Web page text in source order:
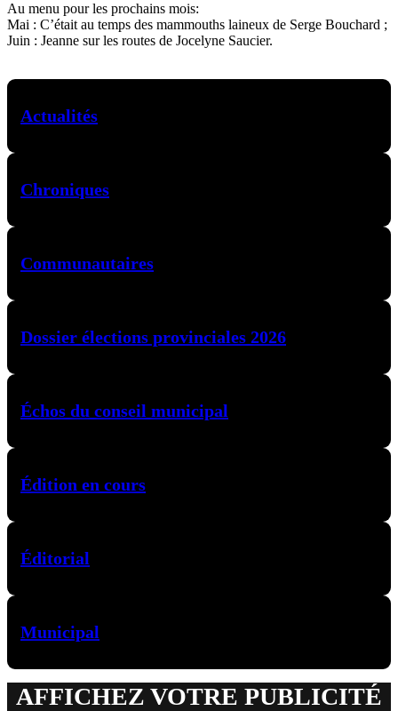
Au menu pour les prochains mois:
Mai : C’était au temps des mammouths laineux de Serge Bouchard ;
Juin : Jeanne sur les routes de Jocelyne Saucier.
Actualités
Chroniques
Communautaires
Dossier élections provinciales 2026
Échos du conseil municipal
Édition en cours
Éditorial
Municipal
AFFICHEZ VOTRE PUBLICITÉ